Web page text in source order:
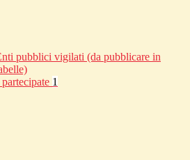
pubblici vigilati (da pubblicare in
1